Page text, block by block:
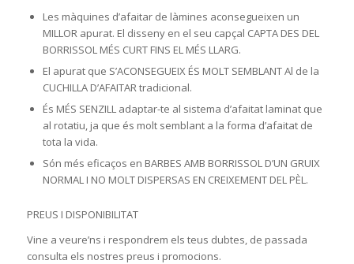
Les màquines d’afaitar de làmines aconsegueixen un
MILLOR apurat. El disseny en el seu capçal CAPTA DES DEL
BORRISSOL MÉS CURT FINS EL MÉS LLARG.
El apurat que S’ACONSEGUEIX ÉS MOLT SEMBLANT Al de la
CUCHILLA D’AFAITAR tradicional.
És MÉS SENZILL adaptar-te al sistema d’afaitat laminat que
al rotatiu, ja que és molt semblant a la forma d’afaitat de
tota la vida.
Són més eficaços en BARBES AMB BORRISSOL D’UN GRUIX
NORMAL I NO MOLT DISPERSAS EN CREIXEMENT DEL PÈL.
PREUS I DISPONIBILITAT
Vine a veure’ns i respondrem els teus dubtes, de passada
consulta els nostres preus i promocions.